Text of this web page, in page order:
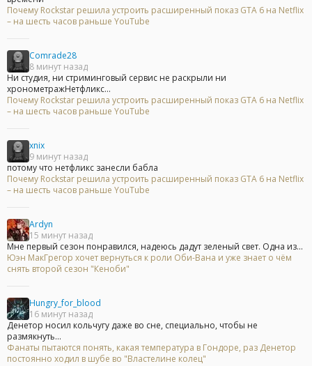
Почему Rockstar решила устроить расширенный показ GTA 6 на Netflix
– на шесть часов раньше YouTube
Comrade28
8 минут назад
Ни студия, ни стриминговый сервис не раскрыли ни
хронометражНетфликс...
Почему Rockstar решила устроить расширенный показ GTA 6 на Netflix
– на шесть часов раньше YouTube
xnix
9 минут назад
потому что нетфликс занесли бабла
Почему Rockstar решила устроить расширенный показ GTA 6 на Netflix
– на шесть часов раньше YouTube
Ardyn
15 минут назад
Мне первый сезон понравился, надеюсь дадут зеленый свет. Одна из...
Юэн МакГрегор хочет вернуться к роли Оби-Вана и уже знает о чём
снять второй сезон "Кеноби"
Hungry_for_blood
16 минут назад
Денетор носил кольчугу даже во сне, специально, чтобы не
размякнуть...
Фанаты пытаются понять, какая температура в Гондоре, раз Денетор
постоянно ходил в шубе во "Властелине колец"